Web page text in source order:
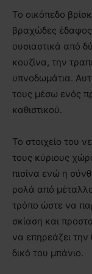
Το οικόπεδο
βραχώδες έδαφος
ουσιαστικά από
κουζίνα, την
υπνοδωμάτια.
τους μέσω ενός
καθιστικού.
Το στοιχείο του
τους κύριους
πισίνα ενώ η
ρολά από μέταλλο
τρόπο ώστε να
σκίαση και
να επηρεάζει την
δικό του μπάνιο.